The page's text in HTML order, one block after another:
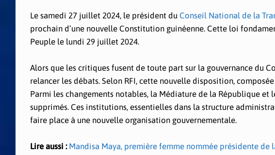
Le samedi 27 juillet 2024, le président du Conseil National de la
prochain d’une nouvelle Constitution guinéenne. Cette loi
Peuple le lundi 29 juillet 2024.
Alors que les critiques fusent de toute part sur la gouvernance du
relancer les débats. Selon RFI, cette nouvelle disposition,
Parmi les changements notables, la Médiature de la République et
supprimés. Ces institutions, essentielles dans la structure
faire place à une nouvelle organisation gouvernementale.
Lire aussi : Mandisa Maya, première femme nommée présidente